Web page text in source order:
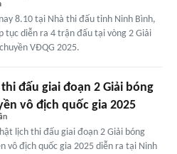
8.10 tại Nhà thi đấu tỉnh Ninh Bình,
tục diễn ra 4 trận đấu tại vòng 2 Giải
VĐQG 2025.
thi đấu giai đoạn 2 Giải bóng
vô địch quốc gia 2025
lịch thi đấu giai đoạn 2 Giải bóng
vô địch quốc gia 2025 diễn ra tại Ninh